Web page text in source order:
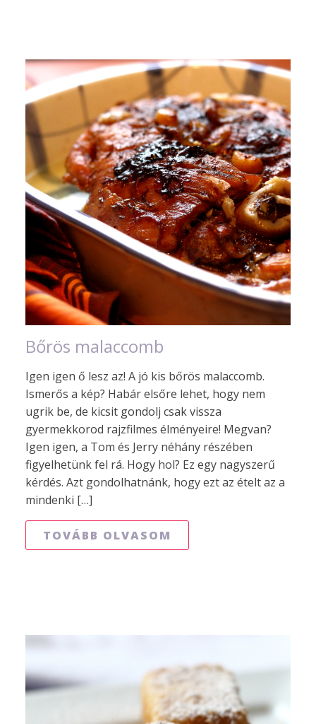
Bőrös malaccomb
Igen igen ő lesz az! A jó kis bőrös malaccomb.
Ismerős a kép? Habár elsőre lehet, hogy nem
ugrik be, de kicsit gondolj csak vissza
gyermekkorod rajzfilmes élményeire! Megvan?
Igen igen, a Tom és Jerry néhány részében
figyelhetünk fel rá. Hogy hol? Ez egy nagyszerű
kérdés. Azt gondolhatnánk, hogy ezt az ételt az a
mindenki […]
TOVÁBB OLVASOM